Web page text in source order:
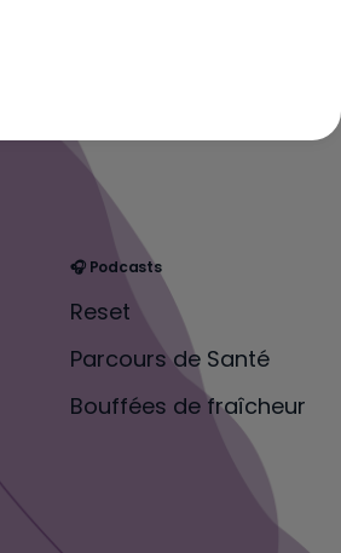
🎧 Podcasts
Reset
Parcours de Santé
Bouffées de fraîcheur